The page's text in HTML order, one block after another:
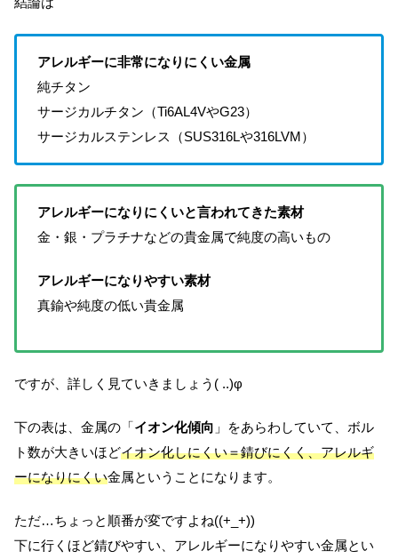
アレルギーに非常になりにくい金属
純チタン
サージカルチタン（Ti6AL4VやG23）
サージカルステンレス（SUS316Lや316LVM）
アレルギーになりにくいと言われてきた素材
金・銀・プラチナなどの貴金属で純度の高いもの
アレルギーになりやすい素材
真鍮や純度の低い貴金属
ですが、詳しく見ていきましょう( ..)φ
下の表は、金属の「イオン化傾向 」をあらわしていて、ボル
ト数が大きいほどイオン化しにくい＝錆びにくく、アレルギ
ーになりにくい金属ということになります。
ただ…ちょっと順番が変ですよね((+_+))
下に行くほど錆びやすい、アレルギーになりやすい金属とい